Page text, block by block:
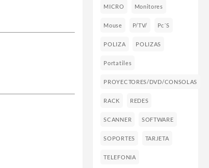
MICRO Monitores
Mouse P/TV/ Pc´s
POLIZA POLIZAS
Portatiles
PROYECTORES/DVD/CONSOLAS
RACK REDES
SCANNER SOFTWARE
SOPORTES TARJETA
TELEFONIA